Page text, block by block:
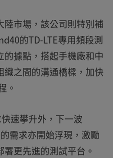
市場，該公司則特別補
的TD-LTE專用頻段測
據點，搭起手機廠和中
織之間的溝通橋樑，加快
。
速攀升外，下一波
需求亦開始浮現，激勵
更先進的測試平台。